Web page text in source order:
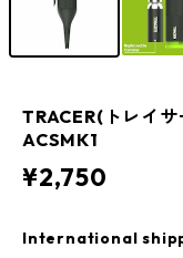
TRACER(トレイ
ACSMK1
¥2,750
International